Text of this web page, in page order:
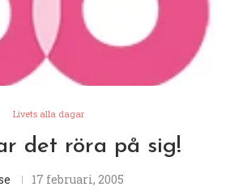
Livets alla dagar
det röra på sig!
17 februari, 2005